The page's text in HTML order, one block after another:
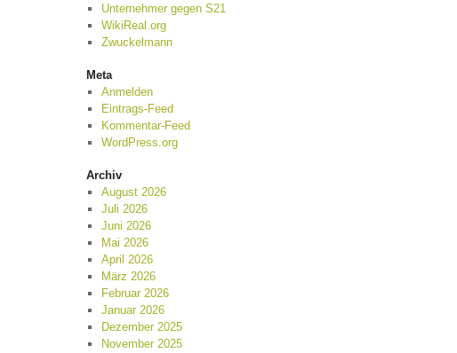
Unternehmer gegen S21
WikiReal.org
Zwuckelmann
Meta
Anmelden
Eintrags-Feed
Kommentar-Feed
WordPress.org
Archiv
August 2026
Juli 2026
Juni 2026
Mai 2026
April 2026
März 2026
Februar 2026
Januar 2026
Dezember 2025
November 2025